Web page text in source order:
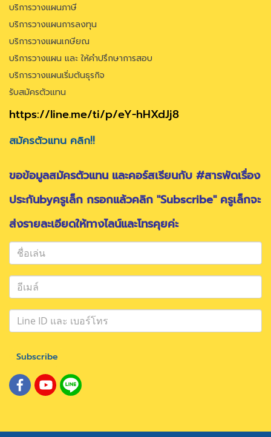
บริการวางแผนภาษี
บริการวางแผนการลงทุน
บริการวางแผนเกษียณ
บริการวางแผน และ ให้คำปรึกษาการสอบ
บริการวางแผนเริ่มต้นธุรกิจ
รับสมัครตัวแทน
https://line.me/ti/p/eY-hHXdJj8
สมัครตัวแทน คลิก!!
ขอข้อมูลสมัครตัวแทน และคอร์สเรียนกับ #สารพัดเรื่อง
ประกันbyครูเล็ก กรอกแล้วคลิก "Subscribe" ครูเล็กจะ
ส่งรายละเอียดให้ทางไลน์และโทรคุยค่ะ
Subscribe